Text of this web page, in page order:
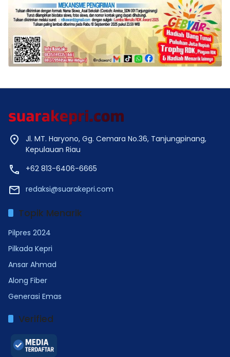
Jl. MT. Haryono, Gg. Cemara No.36, Tanjungpinang,
Kepulauan Riau
+62 813-6406-6665
redaksi@suarakepri.com
Topik Menarik
Pilpres 2024
Pilkada Kepri
Ansar Ahmad
Along Fiber
Generasi Emas
Verified